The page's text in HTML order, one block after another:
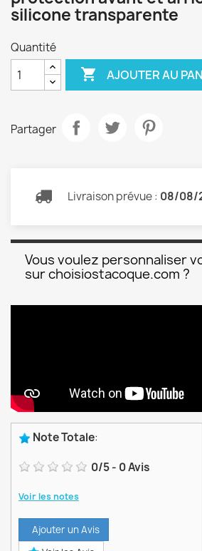
silicone transparente
Quantité
 AJOUTER AU
Partager
Livraison prévue : 08/08/
Vous voulez personnaliser
sur choisiostacoque.com ?
Note Totale:
0/5- 0Avis
Voir les notes
Ajouter un Avis